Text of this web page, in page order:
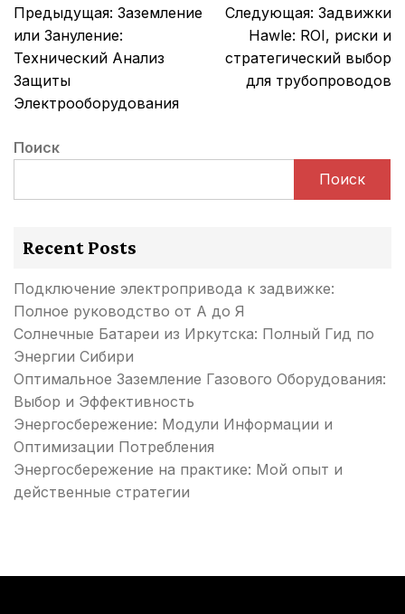
Навигация
по
записям
Предыдущая: Заземление
или Зануление:
Технический Анализ
Защиты
Электрооборудования
Следующая: Задвижки
Hawle: ROI, риски и
стратегический выбор
для трубопроводов
Поиск
Поиск
Recent Posts
Подключение электропривода к задвижке:
Полное руководство от А до Я
Солнечные Батареи из Иркутска: Полный Гид по
Энергии Сибири
Оптимальное Заземление Газового Оборудования:
Выбор и Эффективность
Энергосбережение: Модули Информации и
Оптимизации Потребления
Энергосбережение на практике: Мой опыт и
действенные стратегии